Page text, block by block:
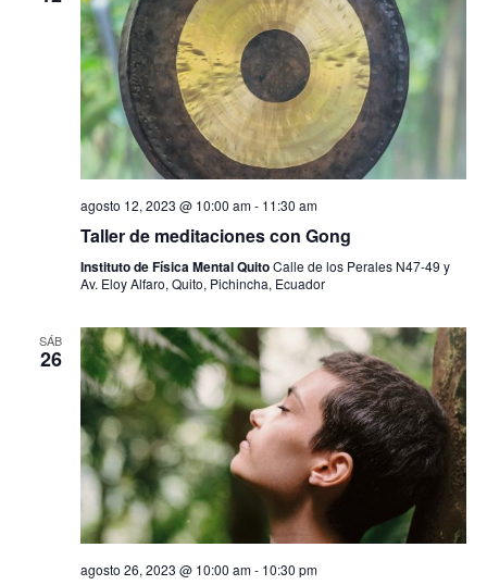
s
agosto 12, 2023 @ 10:00 am- 11:30 am
Taller de meditaciones con Gong
Instituto de Física Mental QuitoCalle de los Perales N47-49 y
Av. Eloy Alfaro, Quito, Pichincha, Ecuador
SÁB
26
agosto 26, 2023 @ 10:00 am- 10:30 pm